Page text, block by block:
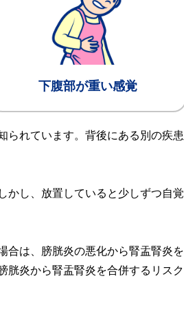
下腹部が重い感覚
られています。背後にある別の疾患
かし、放置していると少しずつ自覚
合は、膀胱炎の悪化から腎盂腎炎を
胱炎から腎盂腎炎を合併するリスク